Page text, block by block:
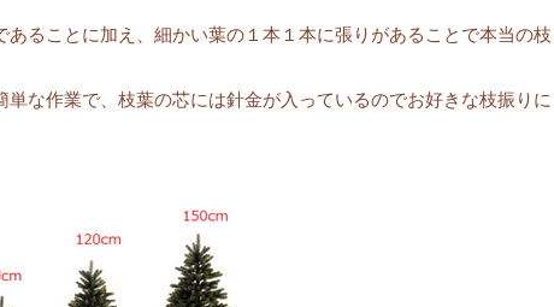
ることに加え、細かい葉の１本１本に張りがあることで本当の枝
な作業で、枝葉の芯には針金が入っているのでお好きな枝振りに